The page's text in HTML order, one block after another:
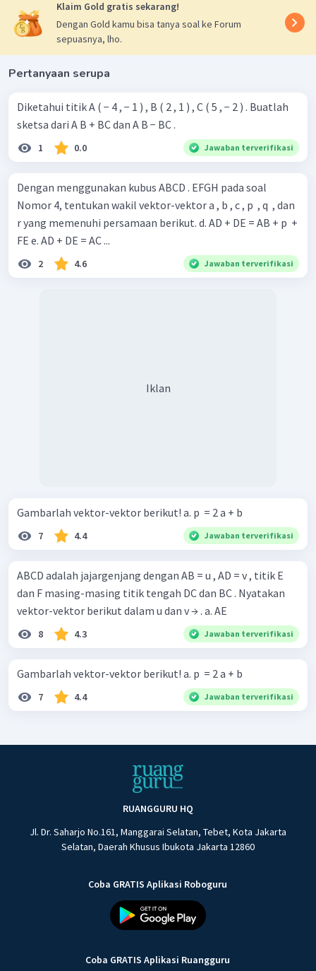
Klaim Gold gratis sekarang!
Dengan Gold kamu bisa tanya soal ke Forum
sepuasnya, lho.
Pertanyaan serupa
Diketahui titik A ( − 4 , − 1 ) , B ( 2 , 1 ) , C ( 5 , − 2 ) . Buatlah
sketsa dari A B + BC dan A B − BC .
1 0.0 Jawaban terverifikasi
Dengan menggunakan kubus ABCD . EFGH pada soal
Nomor 4, tentukan wakil vektor-vektor a , b , c , p ​ , q ​ , dan
r yang memenuhi persamaan berikut. d. AD + DE = AB + p ​ +
FE e. AD + DE = AC ...
2 4.6 Jawaban terverifikasi
Iklan
Gambarlah vektor-vektor berikut! a. p ​ = 2 a + b
7 4.4 Jawaban terverifikasi
ABCD adalah jajargenjang dengan AB = u , AD = v , titik E
dan F masing-masing titik tengah DC dan BC . Nyatakan
vektor-vektor berikut dalam u dan v → . a. AE
8 4.3 Jawaban terverifikasi
Gambarlah vektor-vektor berikut! a. p ​ = 2 a + b
7 4.4 Jawaban terverifikasi
RUANGGURU HQ
Jl. Dr. Saharjo No.161, Manggarai Selatan, Tebet, Kota Jakarta
Selatan, Daerah Khusus Ibukota Jakarta 12860
Coba GRATIS Aplikasi Roboguru
Coba GRATIS Aplikasi Ruangguru